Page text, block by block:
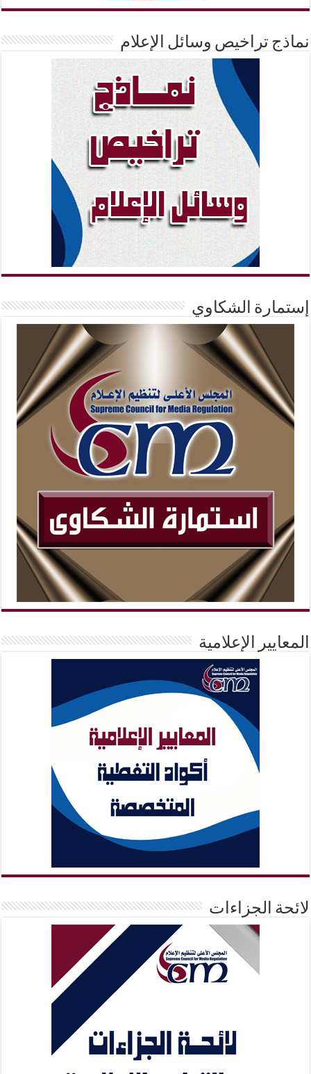
نماذج تراخيص وسائل الإعلام
إستمارة الشكاوي
المعايير الإعلامية
لائحة الجزاءات